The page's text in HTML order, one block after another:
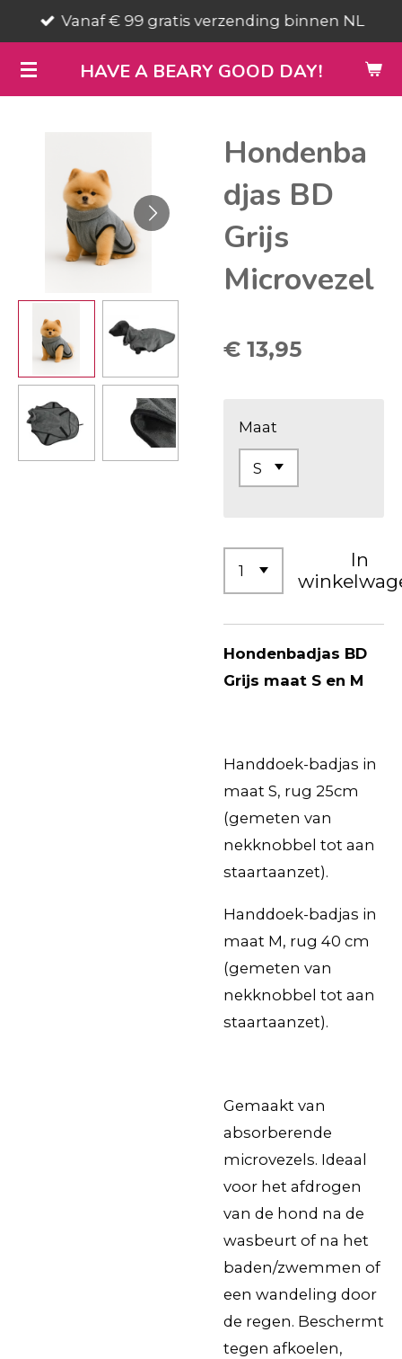
direct
naar
de
HAVE A BEARY GOOD DAY!
Vanaf € 99 gratis verzending binnen NL
Hondenba
djas BD
Grijs
Microvezel
€ 13,95
Maat
In
Hondenbadjas BD
Grijs maat S en M
Handdoek-badjas in
maat S, rug 25cm
(gemeten van
nekknobbel tot aan
staartaanzet).
Handdoek-badjas in
maat M, rug 40 cm
(gemeten van
nekknobbel tot aan
staartaanzet).
Gemaakt van
absorberende
microvezels. Ideaal
voor het afdrogen
van de hond na de
wasbeurt of na het
baden/zwemmen of
een wandeling door
de regen. Beschermt
tegen afkoelen,